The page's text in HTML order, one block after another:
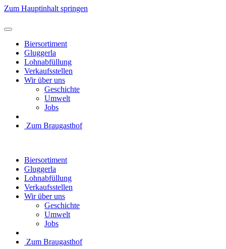
Zum Hauptinhalt springen
Biersortiment
Gluggerla
Lohnabfüllung
Verkaufsstellen
Wir über uns
Geschichte
Umwelt
Jobs
Zum Braugasthof
Biersortiment
Gluggerla
Lohnabfüllung
Verkaufsstellen
Wir über uns
Geschichte
Umwelt
Jobs
Zum Braugasthof